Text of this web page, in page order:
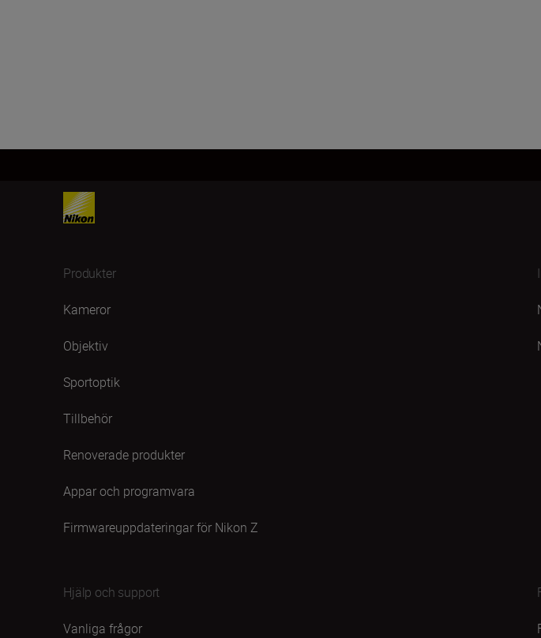
Produkter
Kameror
Objektiv
Sportoptik
Tillbehör
Renoverade produkter
Appar och programvara
Firmwareuppdateringar för Nikon Z
Hjälp och support
Vanliga frågor